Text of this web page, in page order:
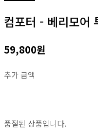
컴포터 - 베리모어
59,800원
추가 금액
품절된 상품입니다.